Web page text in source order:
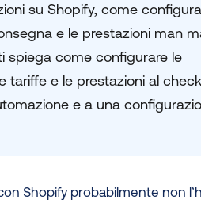
su Shopify, come
e le prestazioni man
spiega come configurare le
tariffe e le prestazioni al
e a una
Shopify probabilmente non